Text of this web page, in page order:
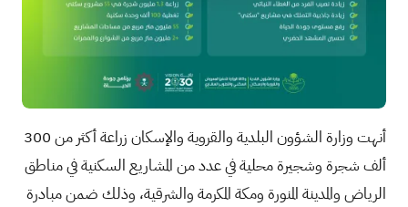
أنهت وزارة الشؤون البلدية والقروية والإسكان زراعة أكثر من 300
ألف شجرة وشجيرة محلية في عدد من المشاريع السكنية في مناطق
الرياض والمدينة المنورة ومكة المكرمة والشرقية، وذلك ضمن مبادرة